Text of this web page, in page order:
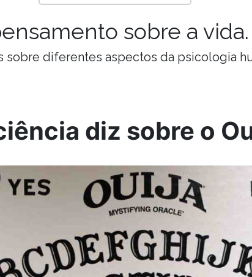
sobre a vida.
diferentes aspectos da psicologia
diz sobre o